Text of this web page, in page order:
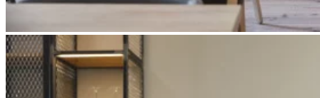
Apri immagine Mitico-35